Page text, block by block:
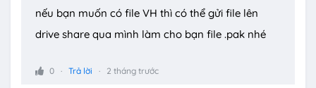
nếu bạn muốn có file VH thì có thể gửi file lên
drive share qua mình làm cho bạn file .pak nhé
0 Trả lời 2 tháng trước